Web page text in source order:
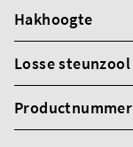
Hakhoogte
Losse steunzool
Productnummer